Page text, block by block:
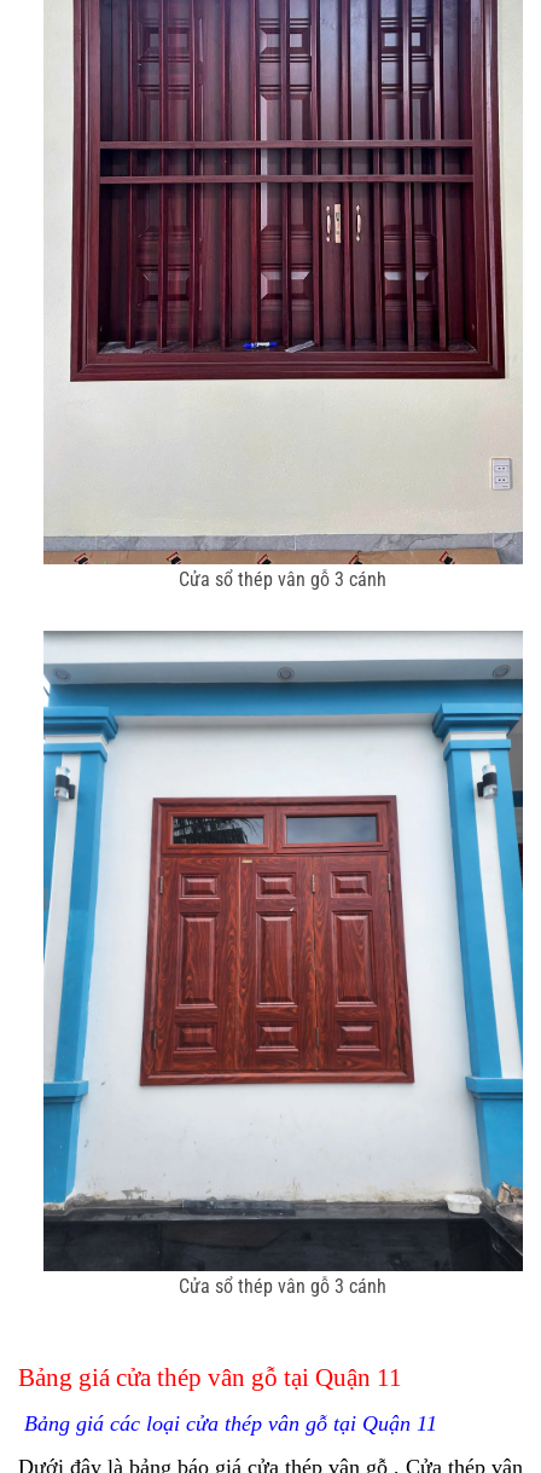
Cửa sổ thép vân gỗ 3 cánh
Cửa sổ thép vân gỗ 3 cánh
Bảng giá cửa thép vân gỗ tại Quận 11
Bảng giá các loại cửa thép vân gỗ tại Quận 11
Dưới đây là bảng báo giá cửa thép vân gỗ , Cửa thép vân